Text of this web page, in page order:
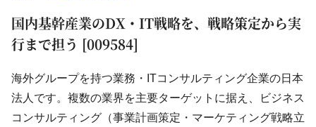
国内基幹産業のDX・IT戦略を、戦略策定から実
行まで担う [009584]
海外グループを持つ業務・ITコンサルティング企業の日本
法人です。複数の業界を主要ターゲットに据え、ビジネス
コンサルティング（事業計画策定・マーケティング戦略立